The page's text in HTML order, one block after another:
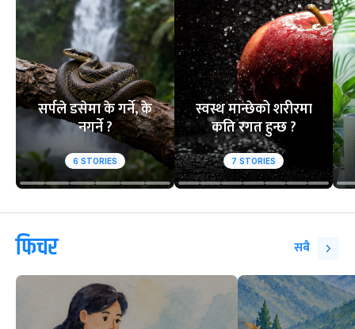
सर्पले डसेमा के गर्ने, के
नगर्ने ?
6 STORIES
स्वस्थ मान्छेको शरीरमा
कति रगत हुन्छ ?
7 STORIES
फिचर सबै